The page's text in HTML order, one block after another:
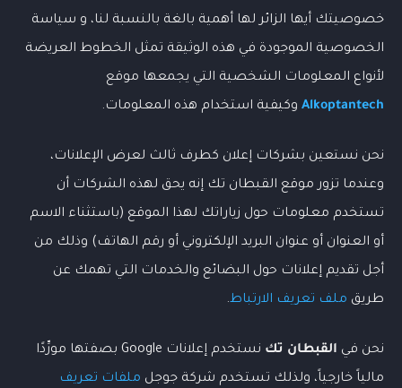
خصوصيتك أيها الزائر لها أهمية بالغة بالنسبة لنا، و سياسة
الخصوصية الموجودة في هذه الوثيقة تمثل الخطوط العريضة
لأنواع المعلومات الشخصية التي يجمعها موقع
Alkoptantech وكيفية استخدام هذه المعلومات.
نحن نستعين بشركات إعلان كطرف ثالث لعرض الإعلانات،
وعندما تزور موقع القبطان تك إنه يحق لهذه الشركات أن
تستخدم معلومات حول زياراتك لهذا الموقع (باستثناء الاسم
أو العنوان أو عنوان البريد الإلكتروني أو رقم الهاتف) وذلك من
أجل تقديم إعلانات حول البضائع والخدمات التي تهمك عن
طريق ملف تعريف الارتباط.
نحن في القبطان تك
نستخدم إعلانات Google بصفتها مورِّدًا
مالياً خارجياً، ولذلك تستخدم شركة جوجل ملفات تعريف